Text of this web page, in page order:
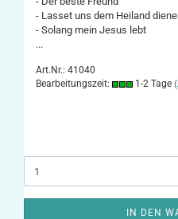
- Lasset uns dem Heiland
- Solang mein Jesus lebt
...
Art.Nr.: 41040
Bearbeitungszeit:
1-2 Tage
IN DEN